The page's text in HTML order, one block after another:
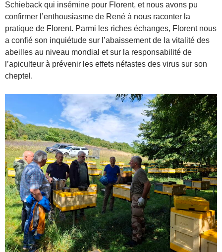
Schieback qui insémine pour Florent, et nous avons pu
confirmer l’enthousiasme de René à nous raconter la
pratique de Florent. Parmi les riches échanges, Florent nous
a confié son inquiétude sur l’abaissement de la vitalité des
abeilles au niveau mondial et sur la responsabilité de
l’apiculteur à prévenir les effets néfastes des virus sur son
cheptel.